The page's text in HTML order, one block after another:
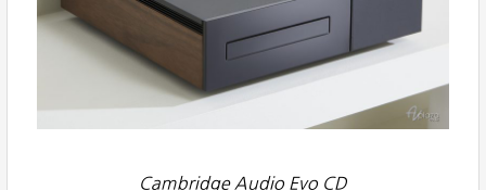
Cambridge Audio Evo CD